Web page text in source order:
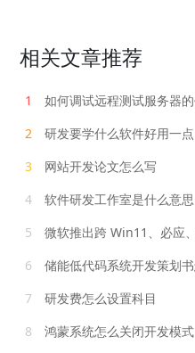
相关文章推荐
1
如何调试远程测试服务器
2
研发要学什么软件好用一点
3
网站开发论文怎么写
4
软件研发工作室是什么意思
5
微软推出跨 Win11、必应、Edge 等
6
储能低代码系统开发策划
7
研发费怎么设置科目
8
鸿蒙系统怎么关闭开发模式